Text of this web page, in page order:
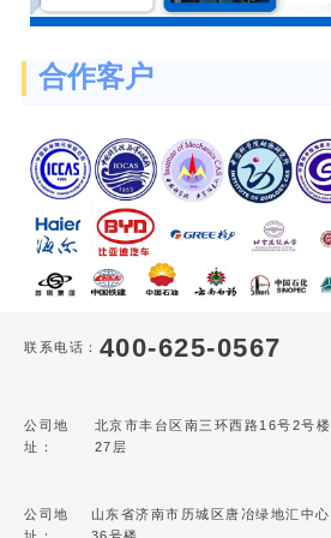
合作客户
联系电话： 400-625-0567
公司地
址：
北京市丰台区南三环西路16号2号楼
27层
公司地
山东省济南市历城区唐冶绿地汇中心